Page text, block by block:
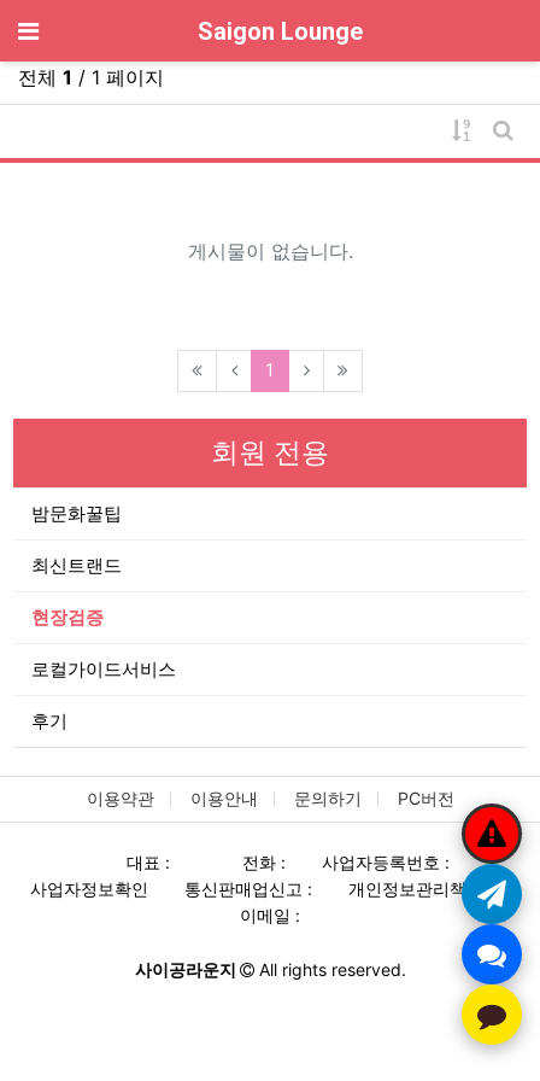
Saigon Lounge
전체 1 / 1 페이지
게시물
게
게시물이 없습니다.
1 (current)
회원 전용
밤문화꿀팁
최신트랜드
현장검증
로컬가이드서비스
후기
이용약관 이용안내 문의하기 PC버전
대표 : 전화 :
사업자등록번호 :
사업자정보확인
통신판매업신고 :
개인정보관리책임자 :
이메일 :
사이공라운지 All rights reserved.